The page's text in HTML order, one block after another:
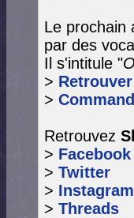
Le prochain
par des
Il s'intitule "
>
>
Retrouvez
> Facebook
> Twitter
> Instagram
> Threads